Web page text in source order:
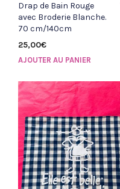
Drap de Bain Rouge
avec Broderie Blanche.
70 cm/140cm
25,00€
AJOUTER AU PANIER